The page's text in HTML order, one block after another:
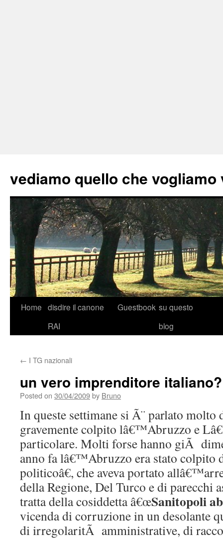
vediamo quello che vogliamo
Skip
Home disdire il canone
RAI
Guestbook su questo
blog
← I TG nazionali
un vero imprenditore italiano?
Posted on 30/04/2009by Bruno
In queste settimane si Ã¨ parlato molto
gravemente colpito lâ€™Abruzzo e
particolare. Molti forse hanno giÃ
anno fa lâ€™Abruzzo era stato colpito
politicoâ€, che aveva portato
della Regione, Del Turco e di parecchi
tratta della cosiddetta â€œSanitopoli
vicenda di corruzione in un desolante
di irregolaritÃ amministrative, di